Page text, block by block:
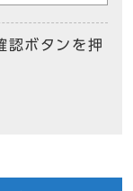
認ボタンを押